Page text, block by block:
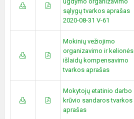
sąlygų tvarkos aprašas
2020-08-31 V-61
Mokinių vežiojimo
organizavimo ir kelionės
išlaidų kompensavimo
tvarkos aprašas
Mokytojų etatinio darbo
krūvio sandaros tvarkos
aprašas